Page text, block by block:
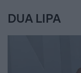
DUA LIPA